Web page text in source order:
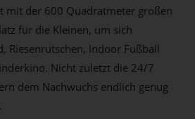
mit der 600 Quadratmeter großen
für die Kleinen, um sich
Riesenrutschen, Indoor Fußball
Nicht zuletzt die 24/7
dem Nachwuchs endlich genug